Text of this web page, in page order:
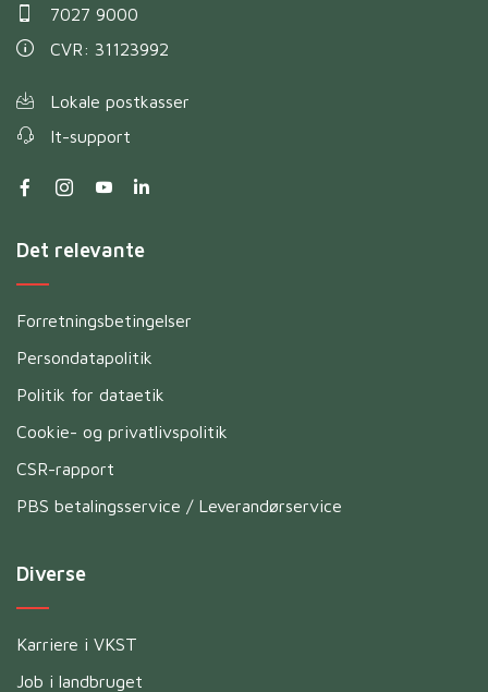
7027 9000
CVR: 31123992
Lokale postkasser
It-support
Det relevante
Forretningsbetingelser
Persondatapolitik
Politik for dataetik
Cookie- og privatlivspolitik
CSR-rapport
PBS betalingsservice / Leverandørservice
Diverse
Karriere i VKST
Job i landbruget